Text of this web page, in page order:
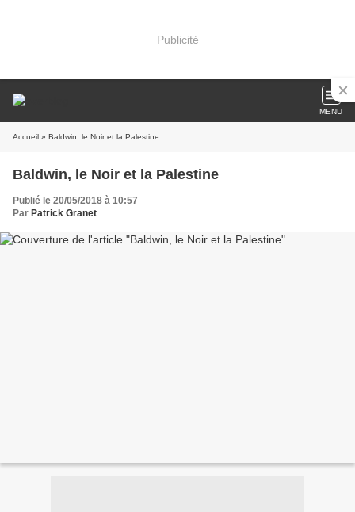
Publicité
MENU
Accueil » Baldwin, le Noir et la Palestine
Baldwin, le Noir et la Palestine
Publié le 20/05/2018 à 10:57
Par Patrick Granet